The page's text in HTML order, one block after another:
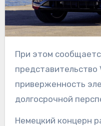
При этом сообщается, что американское
представительство
приверженность
долгосрочной
Немецкий концерн